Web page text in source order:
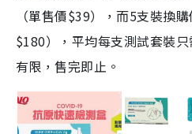
（單售價$39），而5支裝換
$180），平均每支測試套裝
有限，售完即止。